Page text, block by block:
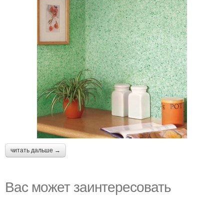
читать дальше →
Вас может заинтересовать